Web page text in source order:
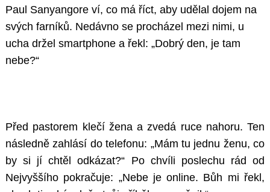
Paul Sanyangore ví, co má říct, aby udělal dojem na
svých farníků. Nedávno se procházel mezi nimi, u
ucha držel smartphone a řekl: „Dobrý den, je tam
nebe?“
Před pastorem klečí žena a zvedá ruce nahoru. Ten
následně zahlásí do telefonu: „Mám tu jednu ženu, co
by si jí chtěl odkázat?“ Po chvíli poslechu rád od
Nejvyššího pokračuje: „Nebe je online. Bůh mi řekl,